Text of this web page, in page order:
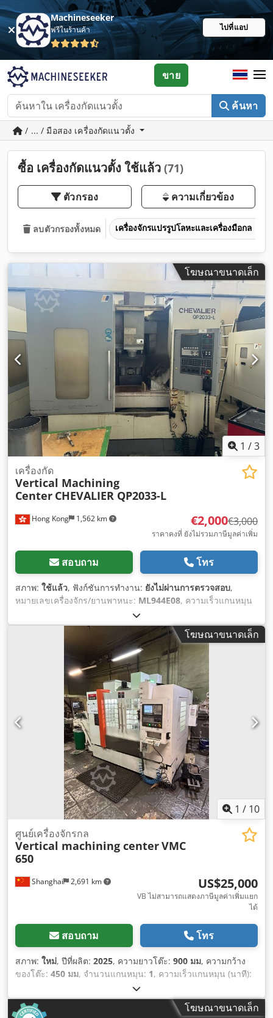
Machineseeker
ฟรีในร้านค้า ไปที่แอป
ค้นหา
ขาย
/ ... / มือสอง เครื่องกัดแนวตั้ง
ซื้อ เครื่องกัดแนวตั้ง ใช้แล้ว (71)
ตัวกรอง ความเกี่ยวข้อง
ลบตัวกรองทั้งหมด เครื่องจักรแปรรูปโลหะและเครื่องมือกล
โฆษณาขนาดเล็ก
1 /3
Hong Kong 1,562 km
เครื่องกัด
Vertical Machining
Center CHEVALIER QP2033-L
€2,000€3,000
ราคาคงที่ ยังไม่รวมภาษีมูลค่าเพิ่ม
สอบถาม โทร
สภาพ: ใช้แล้ว, ฟังก์ชันการทำงาน: ยังไม่ผ่านการตรวจสอบ,
หมายเลขเครื่องจักร/ยานพาหนะ: ML944E08, ความเร็วแกนหมุน
, ประเภทกระแสไฟฟ้าที่เข้ามา:
น้ำหนักรวม:5,500 กก., แรงดันไฟฟ้าขาเข้า:400 V,
โฆษณาขนาดเล็ก
1 / 10
Shanghai 2,691 km
ศูนย์เครื่องจักรกล
Vertical machining centerVMC
650
US$25,000
VB ไม่สามารถแสดงภาษีมูลค่าเพิ่มแยก
ได้
สอบถาม โทร
สภาพ: ใหม่, ปีที่ผลิต: 2025, ความยาวโต๊ะ: 900 มม, ความกว้าง
ของโต๊ะ: 450 มม, จำนวนแกนหมุน: 1, ความเร็วแกนหมุน (นาที):
, น้ำหนักรับได้ของโต๊ะ:
โฆษณาขนาดเล็ก